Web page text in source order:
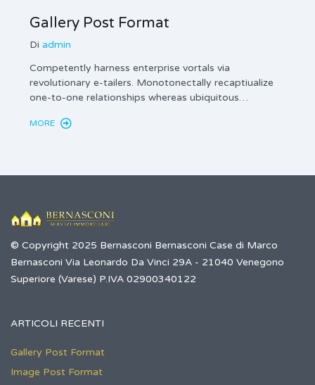
Gallery Post Format
Di admin
Competently harness enterprise vortals via
revolutionary e-tailers. Monotonectally recaptiualize
one-to-one relationships whereas ubiquitous…
MORE
© Copyright 2025 Bernasconi Bernasconi Case di Marco
Bernasconi Via Leonardo Da Vinci 29A - 21040 Venegono
Superiore (Varese) P.IVA 02900340122
ARTICOLI RECENTI
Gallery Post Format
Image Post Format